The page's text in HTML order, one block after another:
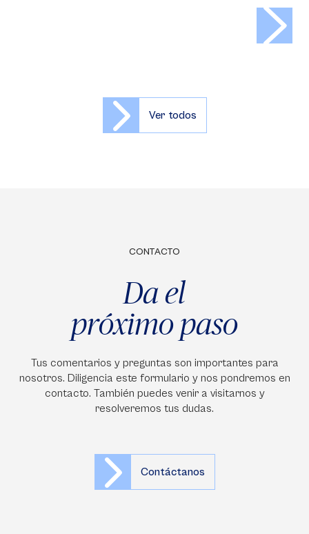
Ver todos
CONTACTO
Da el
próximo paso
Tus comentarios y preguntas son importantes para
nosotros. Diligencia este formulario y nos pondremos en
contacto. También puedes venir a visitarnos y
resolveremos tus dudas.
Contáctanos